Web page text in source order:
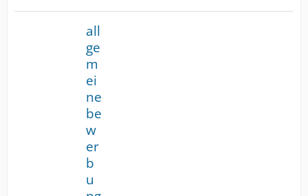
all
ge
m
ei
ne
be
w
er
b
u